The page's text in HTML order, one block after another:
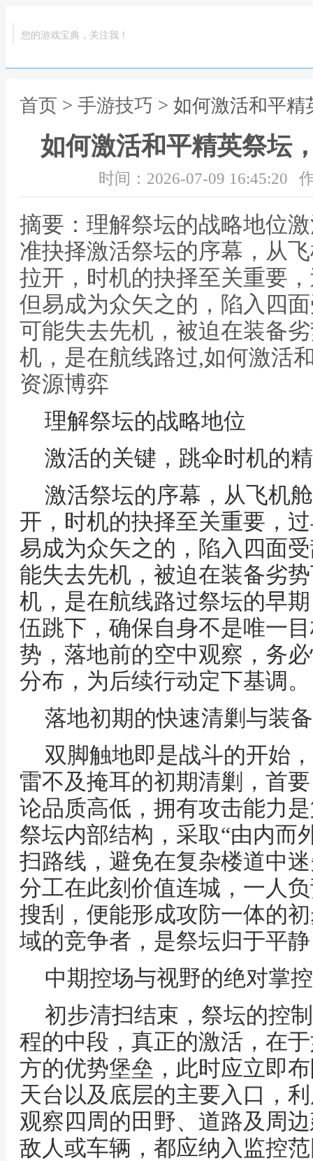
您的游戏宝典，关注我！
首页 > 手游技巧 > 如何激活和平
如何激活和平精英祭坛
时间：2026-07-09 16:45:20
摘要：理解祭坛的战略地位
准抉择激活祭坛的序幕，从
拉开，时机的抉择至关重要
但易成为众矢之的，陷入四
可能失去先机，被迫在装备
机，是在航线路过,如何激活
资源博弈
理解祭坛的战略地位
激活的关键，跳伞时机的
激活祭坛的序幕，从飞机
开，时机的抉择至关重要，
易成为众矢之的，陷入四面
能失去先机，被迫在装备劣
机，是在航线路过祭坛的早
伍跳下，确保自身不是唯一
势，落地前的空中观察，务
分布，为后续行动定下基调。
落地初期的快速清剿与装
双脚触地即是战斗的开始
雷不及掩耳的初期清剿，首
论品质高低，拥有攻击能力
祭坛内部结构，采取“由内而
扫路线，避免在复杂楼道中
分工在此刻价值连城，一人
搜刮，便能形成攻防一体的
域的竞争者，是祭坛归于平
中期控场与视野的绝对掌控
初步清扫结束，祭坛的控
程的中段，真正的激活，在
方的优势堡垒，此时应立即
天台以及底层的主要入口，
观察四周的田野、道路及周
敌人或车辆，都应纳入监控